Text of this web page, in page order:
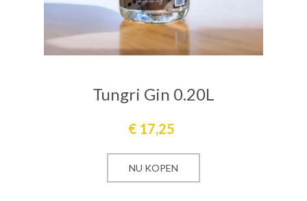
Tungri Gin 0.20L
€ 17,25
NU KOPEN